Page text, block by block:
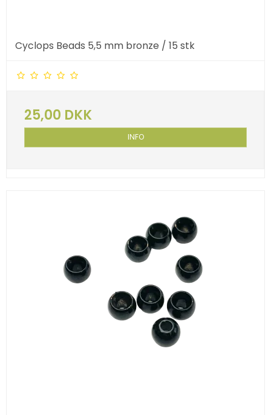
Cyclops Beads 5,5 mm bronze / 15 stk
25,00 DKK
INFO